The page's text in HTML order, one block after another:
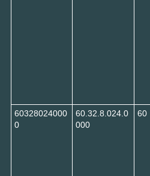
60328024000
0
60.32.8.024.0
000
60